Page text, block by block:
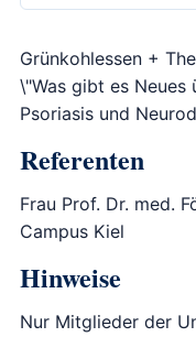
Grünkohlessen +
\"Was gibt es Neues
Psoriasis und
Referenten
Frau Prof. Dr. med.
Campus Kiel
Hinweise
Nur Mitglieder der